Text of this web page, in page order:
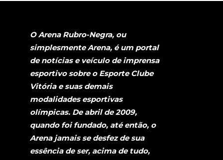
O Arena Rubro-Negra, ou
simplesmente Arena, é um portal
de notícias e veículo de imprensa
esportivo sobre o Esporte Clube
Vitória e suas demais
modalidades esportivas
olímpicas. De abril de 2009,
quando foi fundado, até então, o
Arena jamais se desfez de sua
essência de ser, acima de tudo,